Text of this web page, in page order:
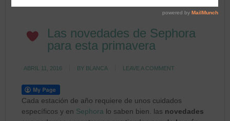
Las novedades de Sephora
para esta primavera
ABRIL 11, 2016 BY BLANCA LEAVE A COMMENT
Cada estación de año requiere de unos cuidados
específicos y en Sephora lo saben bien. las novedades